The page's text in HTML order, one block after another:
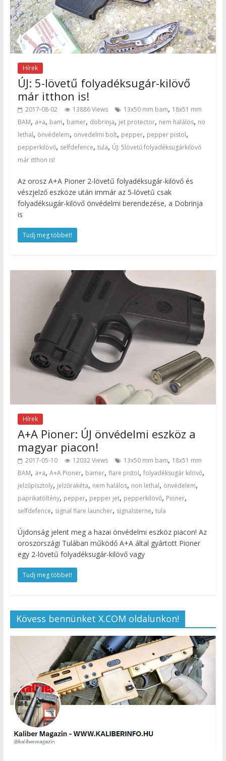
Hírek
ÚJ: 5-lövetű folyadéksugár-kilövő
már itthon is!
2017-08-02 13886 Views 13x50 mm bam, 18x51 mm
BAM, a+a, bam, bamer, dobrinja, jet protector, nem halálos, no
lethal, önvédelem, onvedelmi bolt, pepper, pepper pistol,
pepperkilövő, selfdefence, tula, ÚJ: 5lövetű folyadéksugárkilövő
már itthon is!
Az orosz A+A Pioner 2-lövetű folyadéksugár-kilövő és
vészjelző eszköze után immár az 5-lövetű csak
folyadéksugár-kilövő önvédelmi berendezése, a Dobrinja
is
Tudj meg többet!
Hírek
A+A Pioner: ÚJ önvédelmi eszköz a
magyar piacon!
2017-05-10 12032 Views 13x50 mm bam, 18x51 mm
BAM, a+a, A+A Pioner, bamer, flare pistol, folyadéksugár kilövő,
jelzőpisztoly, jelzőrakéta, nem halálos, non lethal, önvédelem,
paprikatöltény, pepper, pepper jet, pepperkilövő, Pioner,
selfdefence, signal flare launcher, signalsterne, tula
Újdonság jelent meg a hazai önvédelmi eszköz piacon! Az
oroszországi Tulában működő A+A által gyártott Pioner
egy 2-lövetű folyadéksugár-kilövő vagy
Tudj meg többet!
Kövess bennünket X.COM oldalunkon!